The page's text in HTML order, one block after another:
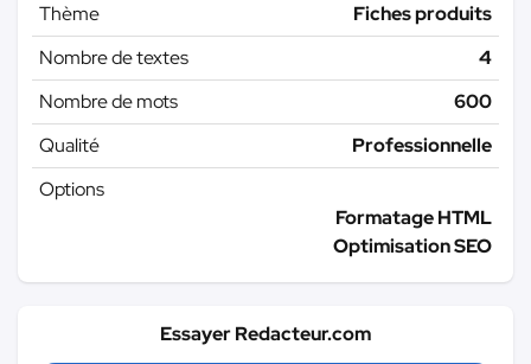
Thème
Fiches produits
Nombre de textes
4
Nombre de mots
600
Qualité
Professionnelle
Options
Formatage HTML
Optimisation SEO
Essayer Redacteur.com